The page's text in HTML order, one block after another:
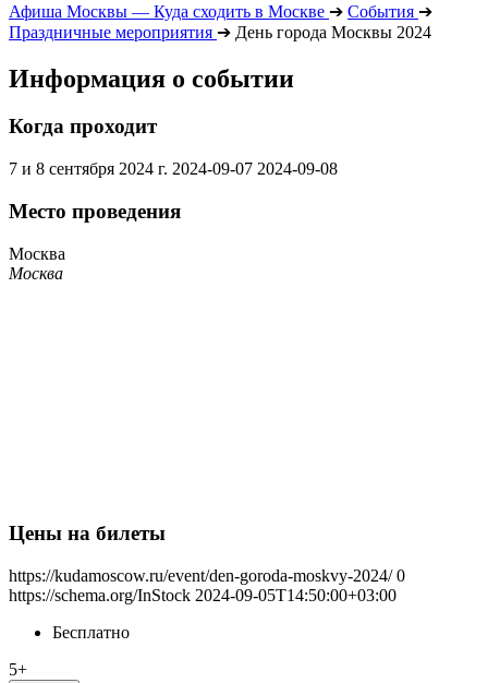
Афиша Москвы — Куда сходить в Москве ➔ События ➔
Праздничные мероприятия ➔ День города Москвы 2024
Информация о событии
Когда проходит
7 и 8 сентября 2024 г. 2024-09-07 2024-09-08
Место проведения
Москва
Москва
Цены на билеты
https://kudamoscow.ru/event/den-goroda-moskvy-2024/ 0
https://schema.org/InStock 2024-09-05T14:50:00+03:00
Бесплатно
5+